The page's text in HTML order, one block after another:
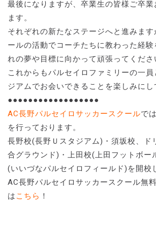
最後になりますが、卒業生の皆様ご卒
ます。
それぞれの新たなステージへと進みます
ールの活動でコーチたちに教わった経
れの夢や目標に向かって頑張ってくださ
これからもパルセイロファミリーの一
ジアムでお会いできることを楽しみにし
●●●●●●●●●●●●●●●●●●
AC長野パルセイロサッカースクールで
を行っております。
長野校(長野Ｕスタジアム)・須坂校、ド
合グラウンド)・上田校(上田フットボー
(いいづなパルセイロフィールド)を開校
AC長野パルセイロサッカースクール無
は こちら ！